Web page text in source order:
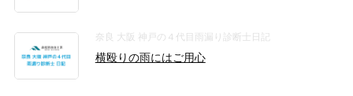
奈良 大阪 神戸の４代目雨漏り診断士日記
横殴りの雨にはご用心